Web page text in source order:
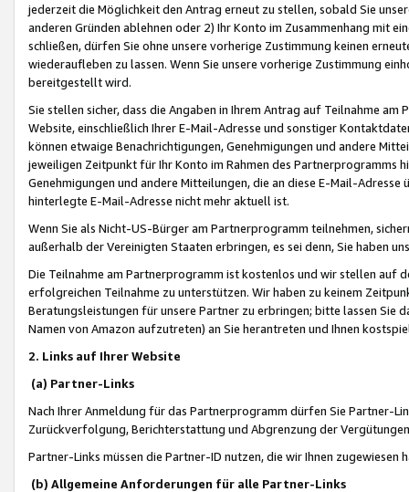
jederzeit die Möglichkeit den Antrag erneut zu stellen, sobald Sie
anderen Gründen ablehnen oder 2) Ihr Konto im Zusammenhang mit
schließen, dürfen Sie ohne unsere vorherige Zustimmung keinen
wiederaufleben zu lassen. Wenn Sie unsere vorherige Zustimmung
bereitgestellt wird.
Sie stellen sicher, dass die Angaben in Ihrem Antrag auf Teilnahme
Website, einschließlich Ihrer E-Mail-Adresse und sonstiger
können etwaige Benachrichtigungen, Genehmigungen und andere
jeweiligen Zeitpunkt für Ihr Konto im Rahmen des Partnerprogramms
Genehmigungen und andere Mitteilungen, die an diese E-Mail-
hinterlegte E-Mail-Adresse nicht mehr aktuell ist.
Wenn Sie als Nicht-US-Bürger am Partnerprogramm teilnehmen,
außerhalb der Vereinigten Staaten erbringen, es sei denn, Sie haben
Die Teilnahme am Partnerprogramm ist kostenlos und wir stellen auf
erfolgreichen Teilnahme zu unterstützen. Wir haben zu keinem
Beratungsleistungen für unsere Partner zu erbringen; bitte lassen Sie
Namen von Amazon aufzutreten) an Sie herantreten und Ihnen
2. Links auf Ihrer Website
(a) Partner-Links
Nach Ihrer Anmeldung für das Partnerprogramm dürfen Sie Partner-
Zurückverfolgung, Berichterstattung und Abgrenzung der
Partner-Links müssen die Partner-ID nutzen, die wir Ihnen zugewiesen
(b) Allgemeine Anforderungen für alle Partner-Links